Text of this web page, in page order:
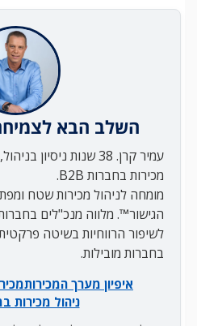
השלב הבא
עמיר קרן. 38 שנות
מכירות בחברות B2B.
מומחה לניהול מכירות שטח
הגישור™. מלווה מנכ"לים
לשיפור הרווחיות בשיטה
בחברות מובילות.
איפיון מערך המכירות
ניהול מכירות